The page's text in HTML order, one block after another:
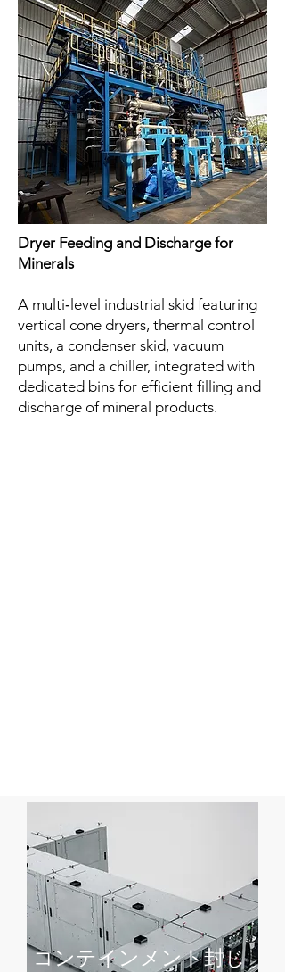
Dryer Feeding and Discharge for
Minerals
A multi‑level industrial skid featuring
vertical cone dryers, thermal control
units, a condenser skid, vacuum
pumps, and a chiller, integrated with
dedicated bins for efficient filling and
discharge of mineral products.
コンテインメント封じ